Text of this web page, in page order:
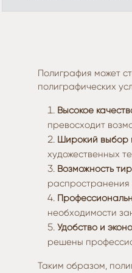
Полиграфия может
полиграфических
Высокое
превосходит
Широкий выбор
художественных
Возможность
необходимости
Удобство и
решены
Таким образом,